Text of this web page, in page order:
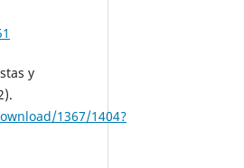
y
1367/1404?